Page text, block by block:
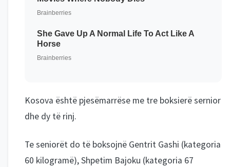
Kosova është pjesëmarrëse me tre boksierë sernior
dhe dy të rinj.
Te seniorët do të boksojnë Gentrit Gashi (kategoria
60 kilogramë), Shpetim Bajoku (kategoria 67